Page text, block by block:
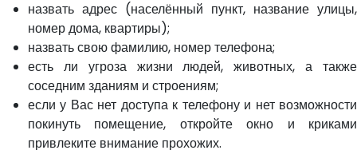
назвать адрес (населённый пункт, название улицы,
номер дома, квартиры);
назвать свою фамилию, номер телефона;
есть ли угроза жизни людей, животных, а также
соседним зданиям и строениям;
если у Вас нет доступа к телефону и нет возможности
покинуть помещение, откройте окно и криками
привлеките внимание прохожих.